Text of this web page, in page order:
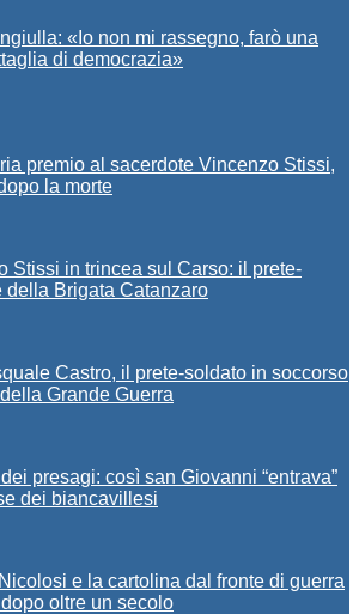
«Io non mi rassegno, farò una
di democrazia»
premio al sacerdote Vincenzo Stissi,
la morte
Stissi in trincea sul Carso: il prete-
della Brigata Catanzaro
Castro, il prete-soldato in soccorso
Grande Guerra
presagi: così san Giovanni “entrava”
dei biancavillesi
e la cartolina dal fronte di guerra
oltre un secolo